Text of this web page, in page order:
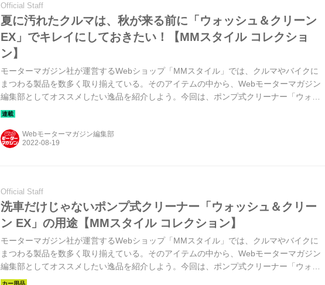
Official Staff
夏に汚れたクルマは、秋が来る前に「ウォッシュ＆クリーン
EX」でキレイにしておきたい！【MMスタイル コレクショ
ン】
モーターマガジン社が運営するWebショップ「MMスタイル」では、クルマやバイクに
まつわる製品を数多く取り揃えている。そのアイテムの中から、Webモーターマガジン
編集部としてオススメしたい逸品を紹介しよう。今回は、ポンプ式クリーナー「ウォッ
シュ＆クリーン EX」だ。
Webモーターマガジン編集部
Official Staff
洗車だけじゃないポンプ式クリーナー「ウォッシュ＆クリー
ン EX」の用途【MMスタイル コレクション】
モーターマガジン社が運営するWebショップ「MMスタイル」では、クルマやバイクに
まつわる製品を数多く取り揃えている。そのアイテムの中から、Webモーターマガジン
編集部としてオススメしたい逸品を紹介しよう。今回は、ポンプ式クリーナー「ウォッ
シュ＆クリーン EX」だ。